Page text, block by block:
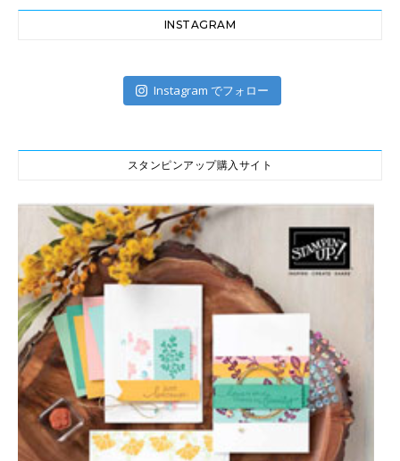
INSTAGRAM
Instagram でフォロー
スタンピンアップ購入サイト